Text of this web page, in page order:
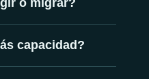
capacidad?